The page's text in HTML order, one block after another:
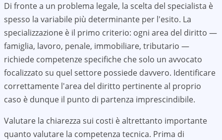
Di fronte a un problema legale, la scelta del specialista è
spesso la variabile più determinante per l'esito. La
specializzazione è il primo criterio: ogni area del diritto —
famiglia, lavoro, penale, immobiliare, tributario —
richiede competenze specifiche che solo un avvocato
focalizzato su quel settore possiede davvero. Identificare
correttamente l'area del diritto pertinente al proprio
caso è dunque il punto di partenza imprescindibile.
Valutare la chiarezza sui costi è altrettanto importante
quanto valutare la competenza tecnica. Prima di